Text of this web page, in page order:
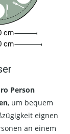
Person
, um bequem
eignen
an einem